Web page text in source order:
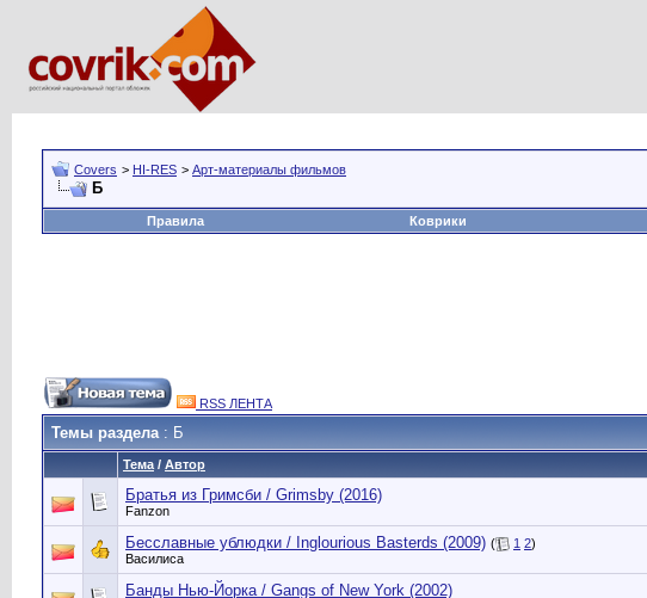
Covers > HI-RES > Арт-материалы фильмов
Б
Правила
Коврики
RSS ЛЕНТА
Темы раздела: Б
Тема / Автор
Братья из Гримсби / Grimsby (2016)
Fanzon
Бесславные ублюдки / Inglourious Basterds (2009) ( 1 2)
Василиса
Банды Нью-Йорка / Gangs of New York (2002)